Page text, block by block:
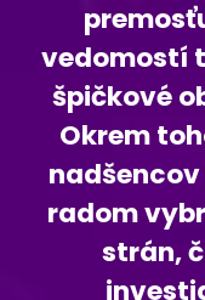
vedomostí
špičkové
Okrem
radom
strán,